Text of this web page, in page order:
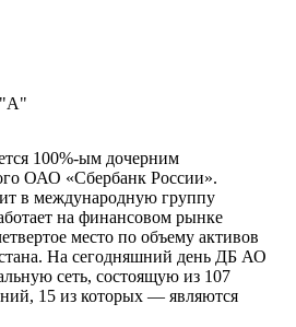
"А"
100%-ым дочерним
ОАО «Сбербанк России».
в международную группу
на финансовом рынке
место по объему активов
На сегодняшний день ДБ АО
сеть, состоящую из 107
15 из которых — являются